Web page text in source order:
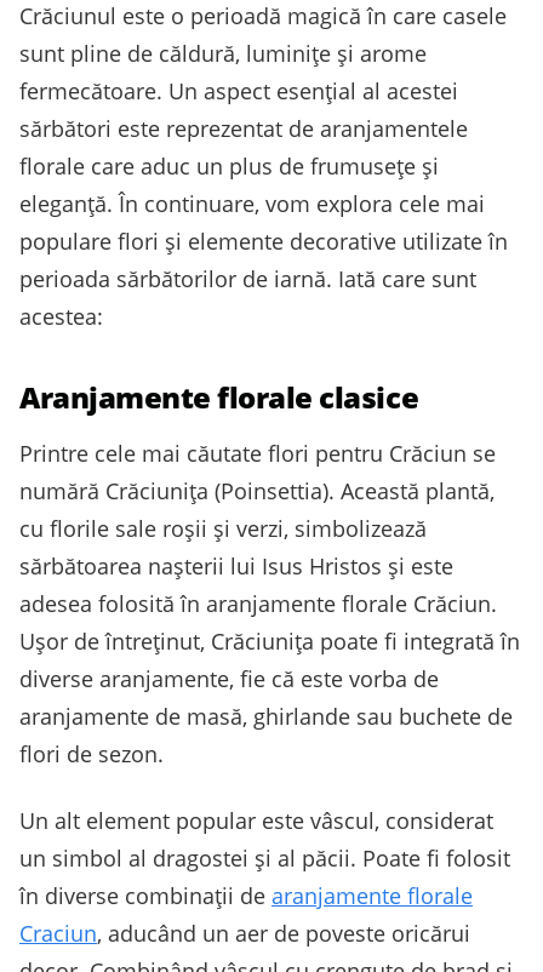
Crăciunul este o perioadă magică în care casele
sunt pline de căldură, luminițe și arome
fermecătoare. Un aspect esențial al acestei
sărbători este reprezentat de aranjamentele
florale care aduc un plus de frumusețe și
eleganță. În continuare, vom explora cele mai
populare flori și elemente decorative utilizate în
perioada sărbătorilor de iarnă. Iată care sunt
acestea:
Aranjamente florale clasice
Printre cele mai căutate flori pentru Crăciun se
numără Crăciunița (Poinsettia). Această plantă,
cu florile sale roșii și verzi, simbolizează
sărbătoarea nașterii lui Isus Hristos și este
adesea folosită în aranjamente florale Crăciun.
Ușor de întreținut, Crăciunița poate fi integrată în
diverse aranjamente, fie că este vorba de
aranjamente de masă, ghirlande sau buchete de
flori de sezon.
Un alt element popular este vâscul, considerat
un simbol al dragostei și al păcii. Poate fi folosit
în diverse combinații de aranjamente florale
Craciun, aducând un aer de poveste oricărui